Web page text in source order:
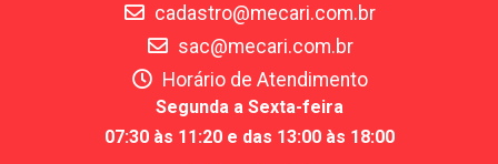
cadastro@mecari.com.br
sac@mecari.com.br
Horário de Atendimento
Segunda a Sexta-feira
07:30 às 11:20 e das 13:00 às 18:00